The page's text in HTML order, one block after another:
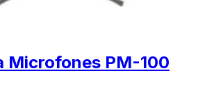
Microfones PM-100